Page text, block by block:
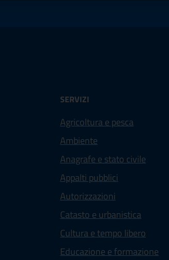
SERVIZI
Agricoltura e pesca
Ambiente
Anagrafe e stato civile
Appalti pubblici
Autorizzazioni
Catasto e urbanistica
Cultura e tempo libero
Educazione e formazione